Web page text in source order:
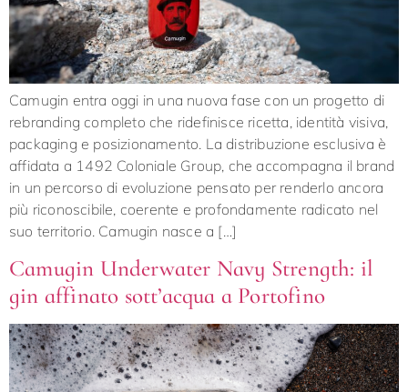
Camugin entra oggi in una nuova fase con un progetto di
rebranding completo che ridefinisce ricetta, identità visiva,
packaging e posizionamento. La distribuzione esclusiva è
affidata a 1492 Coloniale Group, che accompagna il brand
in un percorso di evoluzione pensato per renderlo ancora
più riconoscibile, coerente e profondamente radicato nel
suo territorio. Camugin nasce a […]
Camugin Underwater Navy Strength: il
gin affinato sott’acqua a Portofino